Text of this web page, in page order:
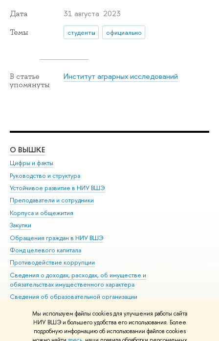
Мы используем файлы cookies для улучшения работы сайта
НИУ ВШЭ и большего удобства его использования. Более
подробную информацию об использовании файлов cookies
Дата 31 августа 2023
Темы студенты официально
В статье
упомянуты
Институт аграрных исследований
О ВЫШКЕ
Цифры и факты
Руководство и структура
Устойчивое развитие в НИУ ВШЭ
Преподаватели и сотрудники
Корпуса и общежития
Закупки
Обращения граждан в НИУ ВШЭ
Фонд целевого капитала
Противодействие коррупции
Сведения о доходах, расходах, об имуществе и
обязательствах имущественного характера
Сведения об образовательной организации
Людям с ограниченными возможностями здоровья
Единая платежная страница
Работа в Вышке